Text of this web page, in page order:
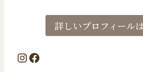
詳しいプロフィール
InstagramFacebook